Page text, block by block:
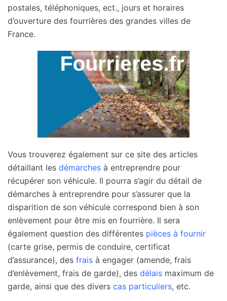
postales, téléphoniques, ect., jours et horaires
d’ouverture des fourrières des grandes villes de
France.
Vous trouverez également sur ce site des articles
détaillant les démarches à entreprendre pour
récupérer son véhicule. Il pourra s’agir du détail de
démarches à entreprendre pour s’assurer que la
disparition de son véhicule correspond bien à son
enlèvement pour être mis en fourrière. Il sera
également question des différentes pièces à fournir
(carte grise, permis de conduire, certificat
d’assurance), des frais à engager (amende, frais
d’enlèvement, frais de garde), des délais maximum de
garde, ainsi que des divers cas particuliers, etc.